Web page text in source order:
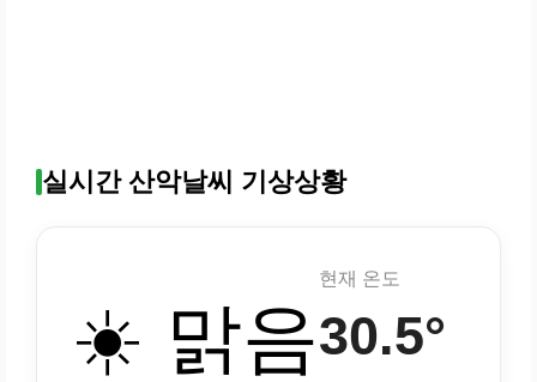
실시간 산악날씨 기상상황
☀️ 맑음
현재 온도
30.5°